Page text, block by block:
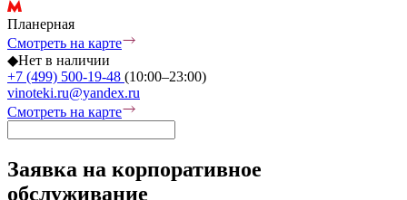
Планерная
Смотреть на карте
◆Нет в наличии
+7 (499) 500-19-48 (10:00–23:00)
vinoteki.ru@yandex.ru
Смотреть на карте
Заявка на корпоративное
обслуживание